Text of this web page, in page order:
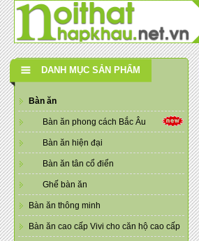
DANH MỤC SẢN PHẨM
Bàn ăn
Bàn ăn phong cách Bắc Âu
Bàn ăn hiện đại
Bàn ăn tân cổ điển
Ghế bàn ăn
Bàn ăn thông minh
Bàn ăn cao cấp Vivi cho căn hộ cao cấp